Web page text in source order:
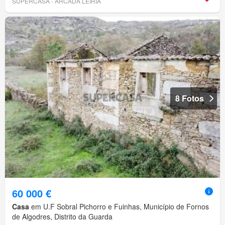
8 Fotos
60 000 €
Casa em U.F Sobral Pichorro e Fuinhas, Município de Fornos
de Algodres, Distrito da Guarda